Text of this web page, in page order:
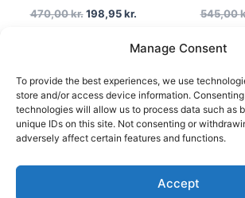
Manage Consent
To provide the best experiences, we use
store and/or access device information.
technologies will allow us to process data such as
unique IDs on this site. Not consenting or
adversely affect certain features and functions.
Accept
470,00kr. 198,95kr. 545,00
1 2 3 4 →
Copyright © 2026